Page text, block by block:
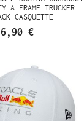
A FRAME TRUCKER
CASQUETTE
€